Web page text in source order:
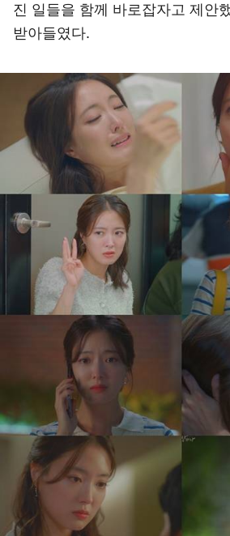
진 일들을 함께 바로잡자고 제안
받아들였다.